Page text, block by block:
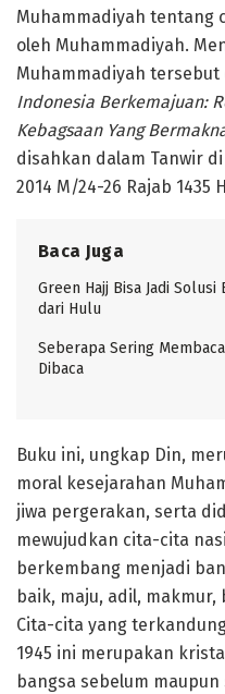
Muhammadiyah tentang
oleh Muhammadiyah.
Muhammadiyah
Indonesia Berkemajuan:
Kebagsaan Yang
disahkan dalam Tanwir
2014 M/24-26 Rajab 1435
Baca Juga
Green Hajj Bisa Jadi
dari Hulu
Seberapa Sering
Dibaca
Buku ini, ungkap Din,
moral kesejarahan
jiwa pergerakan, serta
mewujudkan cita-cita
berkembang menjadi
baik, maju, adil,
Cita-cita yang
1945 ini merupakan
bangsa sebelum